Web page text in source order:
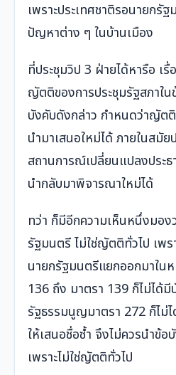
เพราะประเทศชาติรอนายกรั
ปัญหาต่าง ๆ ในบ้านเมือง
ที่ประชุมวิป 3 ฝ่ายได้หารือ เรื่
ญัตติของการประชุมรัฐสภาใ
บังคับดังกล่าว กำหนดว่าญัต
นำมาเสนอใหม่ได้ ภายในสมัย
สถานการณ์เปลี่ยนแปลงประธ
นำกลับมาพิจารณาใหม่ได้
ทว่า ก็มีอีกความเห็นหนึ่งมอง
รัฐมนตรี ไม่ใช่ญัตติทั่วไป เพร
นายกรัฐมนตรีแยกออกมาใน
136 ถึง มาตรา 139 ก็ไม่ได้มี
รัฐธรรมนูญมาตรา 272 ก็ไม่ไ
ให้เสนอชื่อซ้ำ จึงไม่ควรนำข้อ
เพราะไม่ใช่ญัตติทั่วไป